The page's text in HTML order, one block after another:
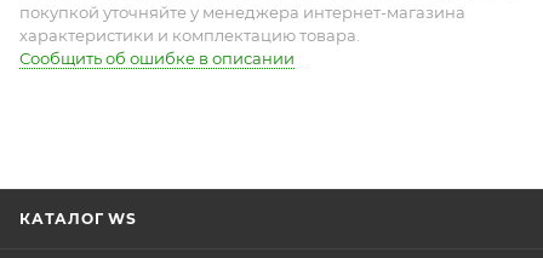
покупкой уточняйте у менеджера интернет-магазина
характеристики и комплектацию товара.
Сообщить об ошибке в описании
КАТАЛОГ WS